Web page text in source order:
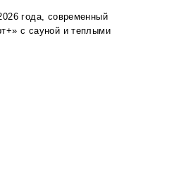
года, современный
с сауной и теплыми